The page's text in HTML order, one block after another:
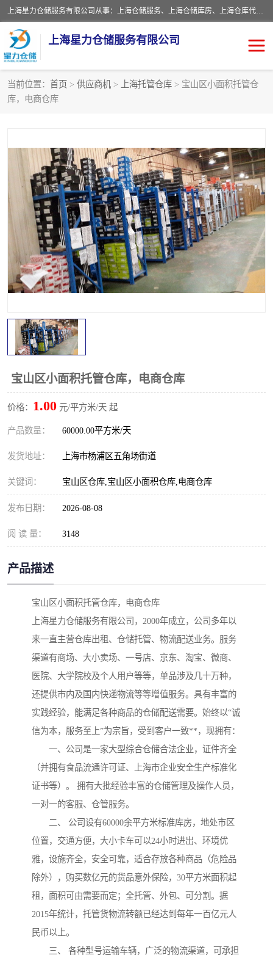
上海星力仓储服务有限公司从事：上海仓储服务、上海仓储库房、上海仓库代运营、上海仓库对外出租、上海仓库外包、上海三方仓储、上海电商仓储代发、上海电商代发货仓库、上海托管仓库、上海仓储配送。上海星力仓储服务有限公司现在拥有100个分仓、10万余平方的标准库房，精炼员工几百名，与几千家客户合作，公司已跻身上海仓储行业前列。欢迎来电咨询！
上海星力仓储服务有限公司
当前位置： 首页 > 供应商机 > 上海托管仓库 > 宝山区小面积托管仓
库，电商仓库
宝山区小面积托管仓库，电商仓库
价格： 1.00 元/平方米/天 起
产品数量： 60000.00平方米/天
发货地址： 上海市杨浦区五角场街道
关键词： 宝山区仓库,宝山区小面积仓库,电商仓库
发布日期： 2026-08-08
阅 读 量： 3148
产品描述
宝山区小面积托管仓库，电商仓库
上海星力仓储服务有限公司，2000年成立，公司多年以
来一直主营仓库出租、仓储托管、物流配送业务。服务
渠道有商场、大小卖场、一号店、京东、淘宝、微商、
医院、大学院校及个人用户等等，单品涉及几十万种，
还提供市内及国内快递物流等等增值服务。具有丰富的
实践经验，能满足各种商品的仓储配送需要。始终以“诚
信为本，服务至上”为宗旨，受到客户一致**，现拥有：
一、公司是一家大型综合仓储合法企业，证件齐全
（并拥有食品流通许可证、上海市企业安全生产标准化
证书等）。 拥有大批经验丰富的仓储管理及操作人员，
一对一的客服、仓管服务。
二、 公司设有60000余平方米标准库房，地处市区
位置，交通方便，大小卡车可以24小时进出、环境优
雅，设施齐全，安全可靠，适合存放各种商品（危险品
除外），购买数亿元的货品意外保险，30平方米面积起
租，面积可由需要而定；全托管、外包、可分割。据
2015年统计，托管货物流转额已经达到每年一百亿元人
民币以上。
三、 各种型号运输车辆，广泛的物流渠道，可承担
上海仓库对外出租
上海仓库代运营 上海托管仓库
上海第三方仓储 上海仓储服务
仓储 上海电商代发货仓库
上海托管仓库